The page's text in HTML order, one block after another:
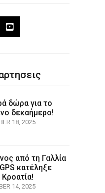
δώρα για το
δεκαήμερο!
18, 2025
από τη Γαλλία
κατέληξε
14, 2025